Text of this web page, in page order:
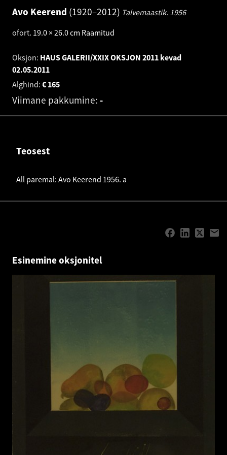
Avo Keerend 1920–2012 Talvemaastik. 1956
ofort. 19.0 × 26.0 cm Raamitud
Oksjon: HAUS GALERII/XXIX OKSJON 2011 kevad
02.05.2011
Alghind:
165
€
Viimane pakkumine: -
Teosest
All paremal: Avo Keerend 1956. a
Esinemine oksjonitel